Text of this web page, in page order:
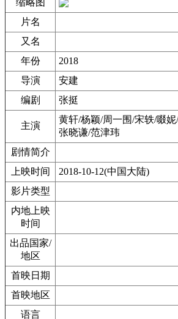
缩略图
片名
又名
年份
2018
导演
安建
编剧
张挺
主演
黄轩/杨颖/周一围/宋轶/啜
张晓谦/范津玮
剧情简介
上映时间
2018-10-12(中国大陆)
影片类型
内地上映
时间
出品国家/
地区
首映日期
首映地区
语言